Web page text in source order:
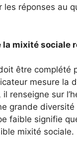
les réponses au
la mixité sociale
être complété
mesure la
renseigne sur
grande
faible signifie
mixité sociale.